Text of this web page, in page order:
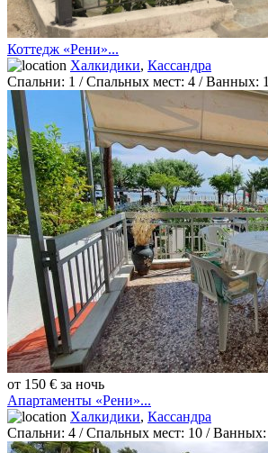
Коттедж «Рени»...
Халкидики, Кассандра
Спальни: 1 / Спальных мест: 4 /Ванных: 1
от 150 € за ночь
Апартаменты «Рени»...
Халкидики, Кассандра
Спальни: 4 / Спальных мест: 10 /Ванных: